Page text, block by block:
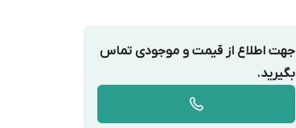
جهت اطلاع از قیمت و موجودی تماس
بگیرید.